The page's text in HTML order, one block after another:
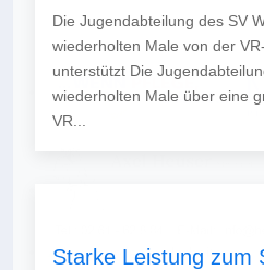
Die Jugendabteilung des SV
wiederholten Male von der
unterstützt Die
wiederholten Male über eine
VR...
Starke Leistung zum